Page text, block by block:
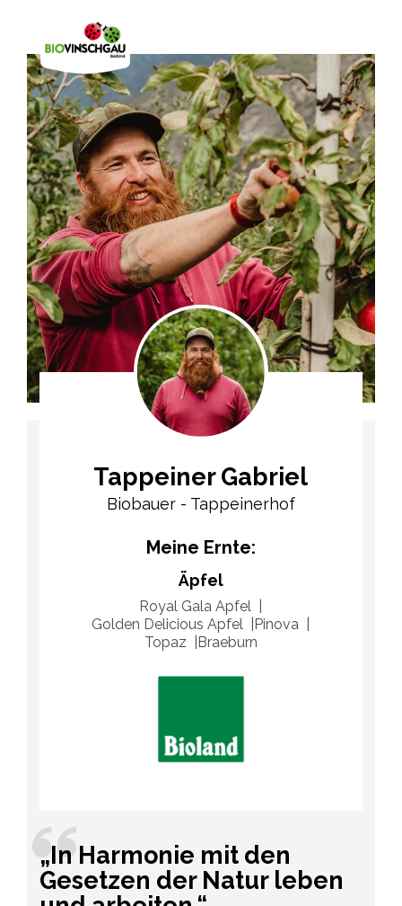
Tappeiner Gabriel
Biobauer - Tappeinerhof
Meine Ernte:
Äpfel
Royal Gala Apfel
Golden Delicious Apfel
Pinova
Topaz
Braeburn
„In Harmonie mit den
Gesetzen der Natur leben